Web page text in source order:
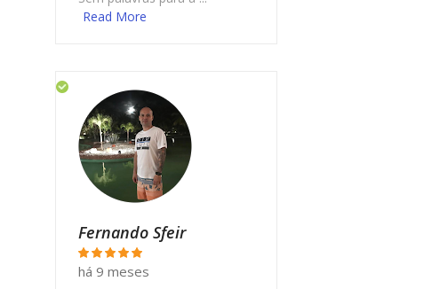
Read More
Fernando Sfeir
há 9 meses